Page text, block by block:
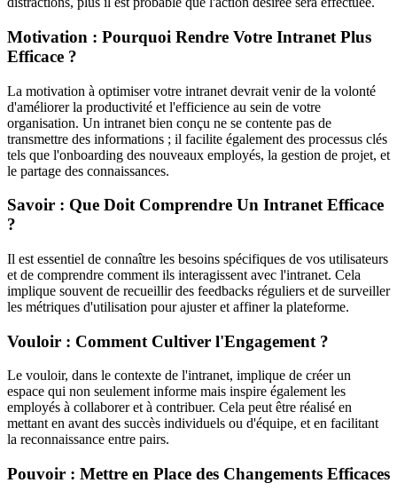
Motivation : Pourquoi Rendre Votre Intranet Plus
Efficace ?
La motivation à optimiser votre intranet devrait venir de la volonté
d'améliorer la productivité et l'efficience au sein de votre
organisation. Un intranet bien conçu ne se contente pas de
transmettre des informations ; il facilite également des processus clés
tels que l'onboarding des nouveaux employés, la gestion de projet, et
le partage des connaissances.
Savoir : Que Doit Comprendre Un Intranet Efficace
?
Il est essentiel de connaître les besoins spécifiques de vos utilisateurs
et de comprendre comment ils interagissent avec l'intranet. Cela
implique souvent de recueillir des feedbacks réguliers et de surveiller
les métriques d'utilisation pour ajuster et affiner la plateforme.
Vouloir : Comment Cultiver l'Engagement ?
Le vouloir, dans le contexte de l'intranet, implique de créer un
espace qui non seulement informe mais inspire également les
employés à collaborer et à contribuer. Cela peut être réalisé en
mettant en avant des succès individuels ou d'équipe, et en facilitant
la reconnaissance entre pairs.
Pouvoir : Mettre en Place des Changements Efficaces